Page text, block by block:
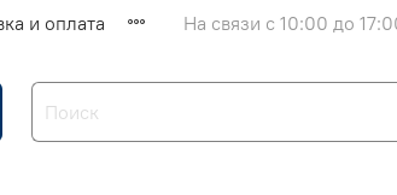
и оплата На связи с 10:00 до